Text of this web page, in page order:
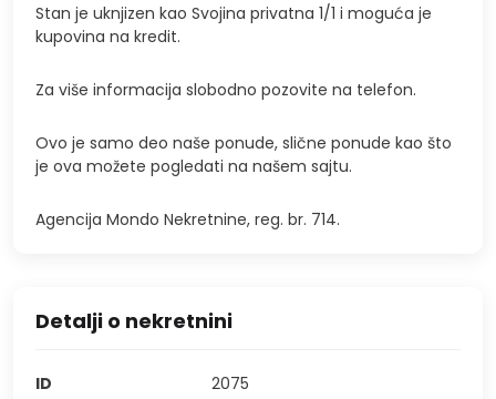
Stan je uknjizen kao Svojina privatna 1/1 i moguća je
kupovina na kredit.
Za više informacija slobodno pozovite na telefon.
Ovo je samo deo naše ponude, slične ponude kao što
je ova možete pogledati na našem sajtu.
Agencija Mondo Nekretnine, reg. br. 714.
Detalji o nekretnini
ID
2075